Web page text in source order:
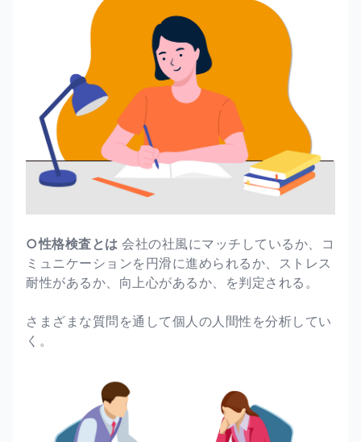
○性格検査とは 会社の社風にマッチしているか、コ
ミュニケーションを円滑に進められるか、ストレス
耐性があるか、向上心があるか、を判定される。
さまざまな質問を通して個人の人間性を分析してい
く。